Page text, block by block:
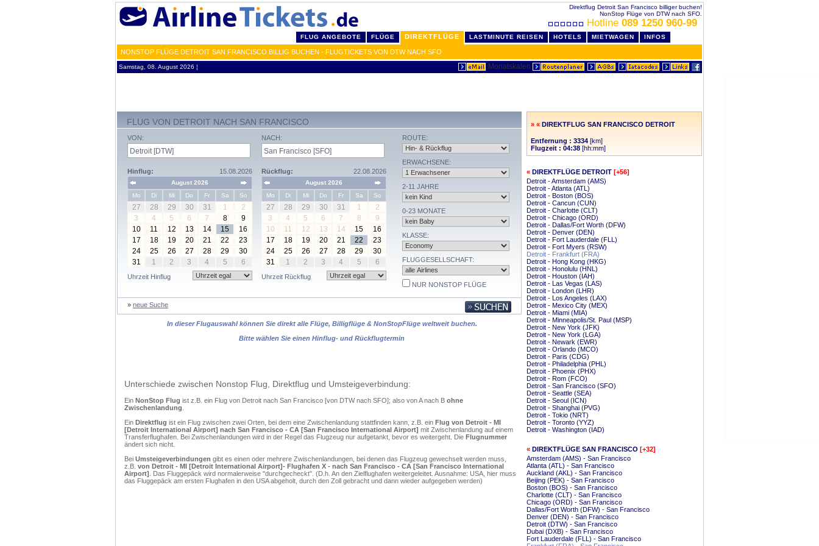
Direktflug Detroit San Francisco billiger buchen!
NonStop Flüge von DTW nach SFO.
Hotline 089 1250 960-99
FLUG ANGEBOTE FLÜGE DIREKTFLÜGE LASTMINUTE REISEN HOTELS MIETWAGEN INFOS
NONSTOP FLÜGE DETROIT SAN FRANCISCO BILLIG BUCHEN - FLUGTICKETS VON DTW NACH SFO
Samstag, 08. August 2026 ¦
FLUG VON DETROIT NACH SAN FRANCISCO
VON:
Hinflug: 15.08.2026
August 2026
Mo
Di Mi Do Fr Sa So
27 28 29 30 31 1
2
3
4 5 6 7 8
9
10
11 12 13 14 15
16
17
18 19 20 21 22
23
24
25 26 27 28 29
30
31
1 2 3 4 5 6
Uhrzeit Hinflug
NACH:
Rückflug: 22.08.2026
August 2026
Mo
Di Mi Do Fr Sa So
27 28 29 30 31 1
2
3
4 5 6 7 8
9
10
11 12 13 14 15
16
17
18 19 20 21 22
23
24
25 26 27 28 29
30
31
1 2 3 4 5 6
Uhrzeit Rückflug
ROUTE:
ERWACHSENE:
2-11 JAHRE
0-23 MONATE
KLASSE:
FLUGGESELLSCHAFT:
NUR NONSTOP FLÜGE
» neue Suche
In dieser Flugauswahl können Sie direkt alle Flüge, Billigflüge & NonStopFlüge weltweit buchen.
Bitte wählen Sie einen Hinflug- und Rückflugtermin
Unterschiede zwischen Nonstop Flug, Direktflug und Umsteigeverbindung:
Ein NonStop Flug ist z.B. ein Flug von Detroit nach San Francisco [von DTW nach SFO]; also von A nach B ohne
Zwischenlandung
Ein Direktflug ist ein Flug zwischen zwei Orten, bei dem eine Zwischenlandung stattfinden kann, z.B. ein Flug von Detroit - MI
[Detroit International Airport] nach San Francisco - CA [San Francisco International Airport] mit Zwischenlandung auf einem
Transferflughafen. Bei Zwischenlandungen wird in der Regel das Flugzeug nur aufgetankt, bevor es weitergeht. Die Flugnummer
ändert sich nicht.
Bei Umsteigeverbindungen gibt es einen oder mehrere Zwischenlandungen, bei denen das Flugzeug gewechselt werden muss,
z.B. von Detroit - MI [Detroit International Airport]- Flughafen X - nach San Francisco - CA [San Francisco International
Airport] . Das Fluggepäck wird normalerweise "durchgecheckt". (D.h. An den Zielflughafen weitergeleitet. Ausnahme: USA, hier muss
das Fluggepäck am ersten Flughafen in den USA abgeholt, durch den Zoll gebracht und dann wieder aufgegeben werden)
» « DIREKTFLUG SAN FRANCISCO DETROIT
Entfernung : 3334 [km]
Flugzeit : 04:38 [hh:mm]
« DIREKTFLÜGE DETROIT [+56]
Detroit - Amsterdam (AMS)
Detroit - Atlanta (ATL)
Detroit - Boston (BOS)
Detroit - Cancun (CUN)
Detroit - Charlotte (CLT)
Detroit - Chicago (ORD)
Detroit - Dallas/Fort Worth (DFW)
Detroit - Denver (DEN)
Detroit - Fort Lauderdale (FLL)
Detroit - Fort Myers (RSW)
Detroit - Frankfurt (FRA)
Detroit - Hong Kong (HKG)
Detroit - Honolulu (HNL)
Detroit - Houston (IAH)
Detroit - Las Vegas (LAS)
Detroit - London (LHR)
Detroit - Los Angeles (LAX)
Detroit - Mexico City (MEX)
Detroit - Miami (MIA)
Detroit - Minneapolis/St. Paul (MSP)
Detroit - New York (JFK)
Detroit - New York (LGA)
Detroit - Newark (EWR)
Detroit - Orlando (MCO)
Detroit - Paris (CDG)
Detroit - Philadelphia (PHL)
Detroit - Phoenix (PHX)
Detroit - Rom (FCO)
Detroit - San Francisco (SFO)
Detroit - Seattle (SEA)
Detroit - Seoul (ICN)
Detroit - Shanghai (PVG)
Detroit - Tokio (NRT)
Detroit - Toronto (YYZ)
Detroit - Washington (IAD)
« DIREKTFLÜGE SAN FRANCISCO [+32]
Amsterdam (AMS) - San Francisco
Atlanta (ATL) - San Francisco
Auckland (AKL) - San Francisco
Beijing (PEK) - San Francisco
Boston (BOS) - San Francisco
Charlotte (CLT) - San Francisco
Chicago (ORD) - San Francisco
Dallas/Fort Worth (DFW) - San Francisco
Denver (DEN) - San Francisco
Detroit (DTW) - San Francisco
Dubai (DXB) - San Francisco
Fort Lauderdale (FLL) - San Francisco